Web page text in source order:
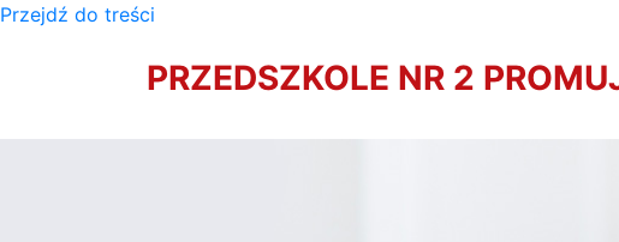
Przejdź do treści
PRZEDSZKOLE NR 2